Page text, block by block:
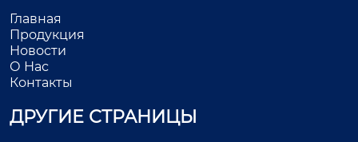
Главная
Продукция
Новости
О Нас
Контакты
ДРУГИЕ СТРАНИЦЫ